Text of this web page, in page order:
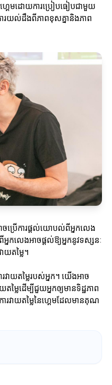
ើហ្គេមដោយការប្រៀបធៀបជាមួយ
ារយល់ដឹងពីភាពខុសគ្នានិងភាព
ាចប្រើការផ្តល់យោបល់ពីអ្នកលេង
កលេងអាចផ្តល់ឱ្យអ្នកនូវទស្សនៈ
យតម្លៃ។
ាយតម្លៃរបស់អ្នក។ យើងអាច
ៃដើម្បីជួយអ្នកឲ្យមានទិដ្ឋភាព
រវាយតម្លៃនៃហ្គេមដែលមានគុណ